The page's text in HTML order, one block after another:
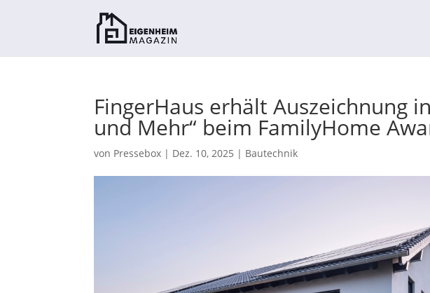
FingerHaus erhält Auszeichnung
und Mehr“ beim FamilyHome
von Pressebox | Dez. 10, 2025 | Bautechnik